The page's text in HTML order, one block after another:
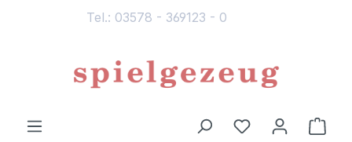
Tel.: 03578 - 369123 - 0
Du hast 0